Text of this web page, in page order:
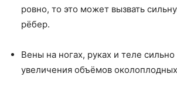
ровно, то это может вызвать
рёбер.
Вены на ногах, руках и теле
увеличения объёмов